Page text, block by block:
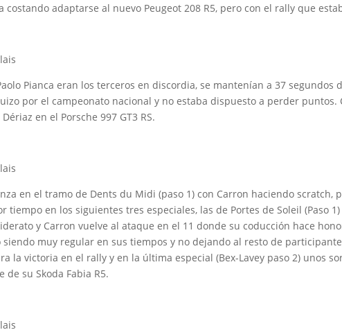
costando adaptarse al nuevo Peugeot 208 R5, pero con el rally que
Pianca eran los terceros en discordia, se mantenían a 37 segundos
por el campeonato nacional y no estaba dispuesto a perder
en el Porsche 997 GT3 RS.
en el tramo de Dents du Midi (paso 1) con Carron haciendo
tiempo en los siguientes tres especiales, las de Portes de Soleil (Paso
y Carron vuelve al ataque en el 11 donde su coducción hace
muy regular en sus tiempos y no dejando al resto de
la victoria en el rally y en la última especial (Bex-Lavey paso 2) unos
de su Skoda Fabia R5.